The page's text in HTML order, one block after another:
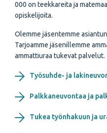
000 on teekkareita ja
opiskelijoita.
Olemme jäsentemme
Tarjoamme jäsenillemme
ammattiuraa tukevat palvelut.
Työsuhde- ja
Palkkaneuvontaa ja
Tukea työnhakuun ja